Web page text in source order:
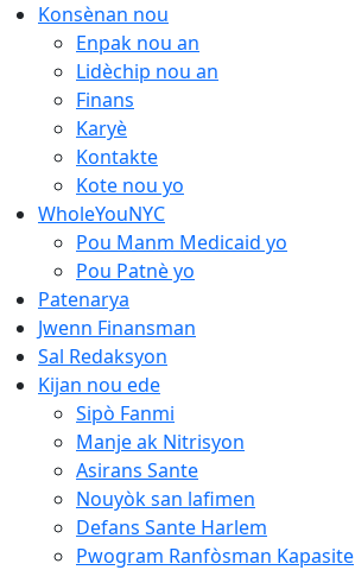
Ale
kontni
Konsènan nou
Enpak nou an
Lidèchip nou an
Finans
Karyè
Kontakte
Kote nou yo
WholeYouNYC
Pou Manm Medicaid yo
Pou Patnè yo
Patenarya
Jwenn Finansman
Sal Redaksyon
Kijan nou ede
Sipò Fanmi
Manje ak Nitrisyon
Asirans Sante
Nouyòk san lafimen
Defans Sante Harlem
Pwogram Ranfòsman Kapasite